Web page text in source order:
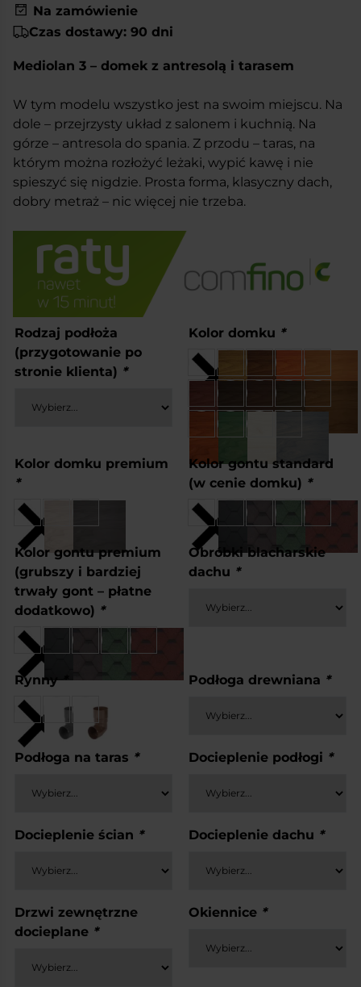
Na zamówienie
Czas dostawy: 90 dni
Mediolan 3 – domek z antresolą i tarasem
W tym modelu wszystko jest na swoim miejscu. Na
dole – przejrzysty układ z salonem i kuchnią. Na
górze – antresola do spania. Z przodu – taras, na
którym można rozłożyć leżaki, wypić kawę i nie
spieszyć się nigdzie. Prosta forma, klasyczny dach,
dobry metraż – nic więcej nie trzeba.
Rodzaj podłoża
(przygotowanie po
stronie klienta) *
Kolor domku *
Kolor domku premium
*
Kolor gontu standard
(w cenie domku) *
Kolor gontu premium
(grubszy i bardziej
trwały gont – płatne
dodatkowo) *
Obróbki blacharskie
dachu *
Rynny* Podłoga drewniana *
Podłoga na taras * Docieplenie podłogi *
Docieplenie ścian * Docieplenie dachu *
Drzwi zewnętrzne
docieplane *
Okiennice *